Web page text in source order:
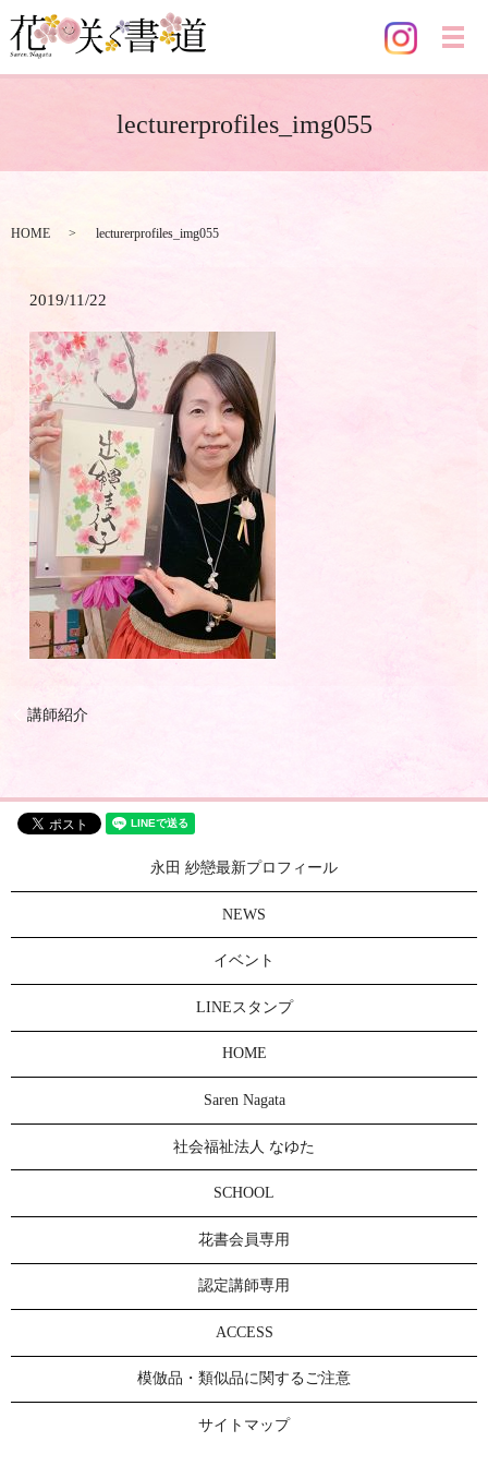
メ
lecturerprofiles_img055
HOME lecturerprofiles_img055
2019/11/22
講師紹介
永田 紗戀最新プロフィール
NEWS
イベント
LINEスタンプ
HOME
Saren Nagata
社会福祉法人 なゆた
SCHOOL
花書会員専用
認定講師専用
ACCESS
模倣品・類似品に関するご注意
サイトマップ